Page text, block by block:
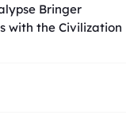
Bringer
with the Civilization